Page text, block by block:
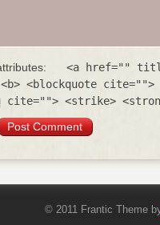
<a href=""
<blockquote cite="">
cite=""> <strike>
© 2011 Frantic Theme